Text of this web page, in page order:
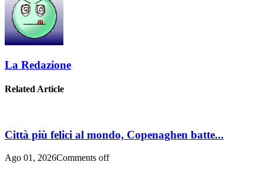
La Redazione
Related Article
Città più felici al mondo, Copenaghen batte...
Ago 01, 2026Comments off